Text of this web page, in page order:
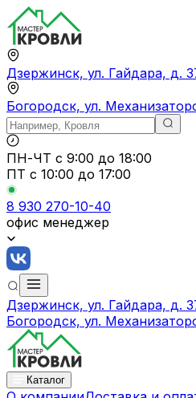
Дзержинск, ул. Гайдара, д.
Богородск, ул.
ПН-ЧТ с 9:00 до 18:00
ПТ с 10:00 до 17:00
8 930 270-10-40
офис менеджер
Дзержинск, ул. Гайдара, д.
Богородск, ул.
Каталог